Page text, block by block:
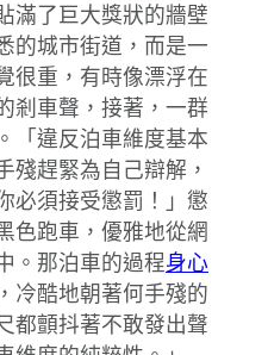
滿了巨大獎狀的牆壁
的城市街道，而是一
很重，有時像漂浮在
剎車聲，接著，一群
「違反泊車維度基本
趕緊為自己辯解，
必須接受懲罰！」懲
色跑車，優雅地從網
。那泊車的過程身心
冷酷地朝著何手殘的
都顫抖著不敢發出聲